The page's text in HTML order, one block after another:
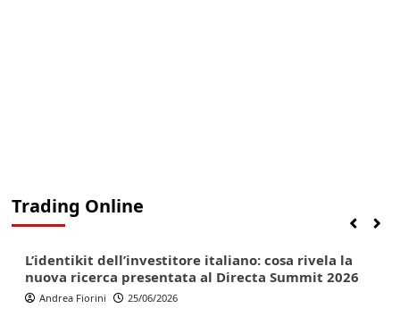
Trading Online
L’identikit dell’investitore italiano: cosa rivela la
nuova ricerca presentata al Directa Summit 2026
Andrea Fiorini 25/06/2026